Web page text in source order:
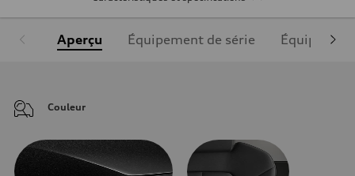
Aperçu Équipement de série
Couleur